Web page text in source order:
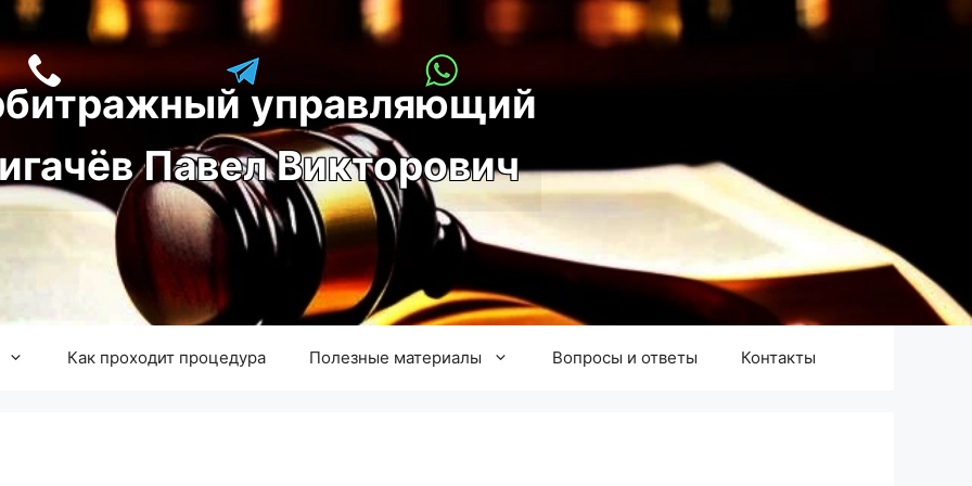
управляющий
игачёв Павел Викторович
Как проходит процедура Полезные материалы Вопросы и ответы Контакты